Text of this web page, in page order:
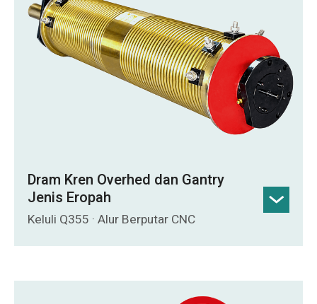
pembajaan, pelindapkejutan frekuensi
tinggi, pelindapkejutan karburasi dan
banyak lagi.
Permukaan Alur Terpadam: Kekerasan
HRC 45-55 dengan kedalaman
pengerasan lebih besar daripada 2 mm.
Dram Kren Overhed dan Gantry
Jenis Eropah
Keluli Q355 · Alur Berputar CNC
yang seragam dan kapasiti beban yang